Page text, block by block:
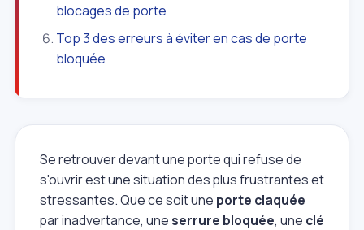
blocages de porte
Top 3 des erreurs à éviter en cas de porte
bloquée
Se retrouver devant une porte qui refuse de
s'ouvrir est une situation des plus frustrantes et
stressantes. Que ce soit une porte claquée
par inadvertance, uneserrure bloquée, une clé